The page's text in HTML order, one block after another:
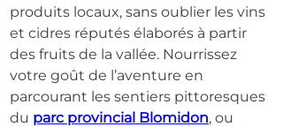
produits locaux, sans oublier les vins
et cidres réputés élaborés à partir
des fruits de la vallée. Nourrissez
votre goût de l’aventure en
parcourant les sentiers pittoresques
du parc provincial Blomidon, ou